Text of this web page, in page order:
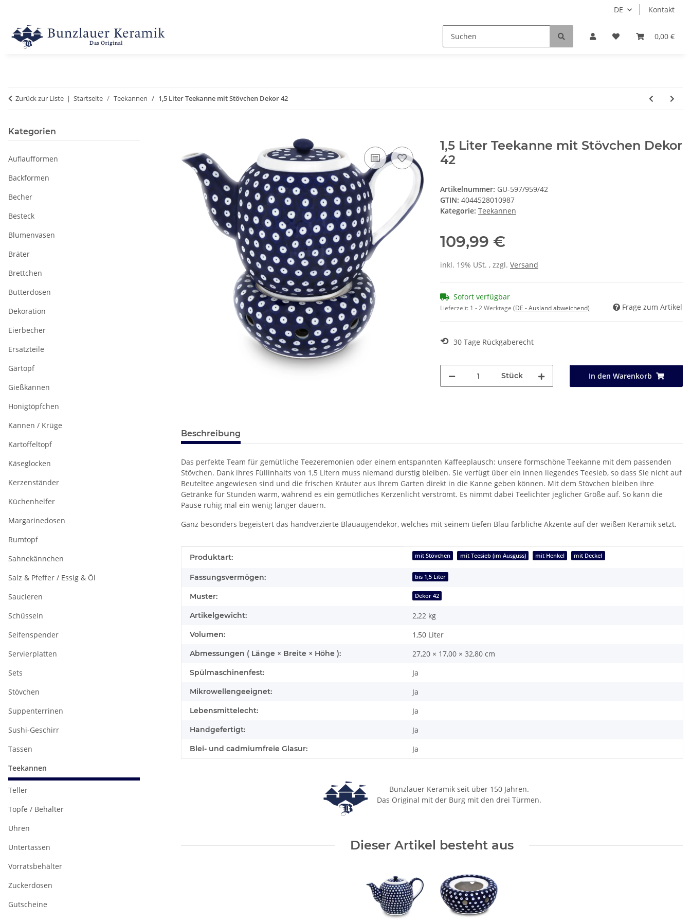
DE Kontakt
0,00 €
Zurück zur Liste Startseite Teekannen 1,5 Liter Teekanne mit Stövchen Dekor 42
1,5 Liter Teekanne mit Stövchen Dekor
42
Artikelnummer: GU-597/959/42
GTIN: 4044528010987
Kategorie: Teekannen
109,99 €
inkl. 19% USt. , zzgl. Versand
Sofort verfügbar
Lieferzeit: 1 - 2 Werktage (DE - Ausland abweichend) Frage zum Artikel
⟲ 30 Tage Rückgaberecht
Stück In den Warenkorb
Beschreibung
Das perfekte Team für gemütliche Teezeremonien oder einem entspannten Kaffeeplausch: unsere formschöne Teekanne mit dem passenden
Stövchen. Dank ihres Füllinhalts von 1,5 Litern muss niemand durstig bleiben. Sie verfügt über ein innen liegendes Teesieb, so dass Sie nicht auf
Beuteltee angewiesen sind und die frischen Kräuter aus Ihrem Garten direkt in die Kanne geben können. Mit dem Stövchen bleiben ihre
Getränke für Stunden warm, während es ein gemütliches Kerzenlicht verströmt. Es nimmt dabei Teelichter jeglicher Größe auf. So kann die
Pause ruhig mal ein wenig länger dauern.
Ganz besonders begeistert das handverzierte Blauaugendekor, welches mit seinem tiefen Blau farbliche Akzente auf der weißen Keramik setzt.
Produkteigenschaft
Wert
Produktart: mit Stövchen mit Teesieb (im Ausguss) mit Henkel mit Deckel
Fassungsvermögen: bis 1,5 Liter
Muster: Dekor 42
Artikelgewicht: 2,22 kg
Volumen: 1,50 Liter
Abmessungen ( Länge × Breite × Höhe ): 27,20 × 17,00 × 32,80 cm
Spülmaschinenfest: Ja
Mikrowellengeeignet: Ja
Lebensmittelecht: Ja
Handgefertigt: Ja
Blei- und cadmiumfreie Glasur: Ja
Bunzlauer Keramik seit über 150 Jahren.
Das Original mit der Burg mit den drei Türmen.
Dieser Artikel besteht aus
Kategorien
Auflaufformen
Backformen
Becher
Besteck
Blumenvasen
Bräter
Brettchen
Butterdosen
Dekoration
Eierbecher
Ersatzteile
Gärtopf
Gießkannen
Honigtöpfchen
Kannen / Krüge
Kartoffeltopf
Käseglocken
Kerzenständer
Küchenhelfer
Margarinedosen
Rumtopf
Sahnekännchen
Salz & Pfeffer / Essig & Öl
Saucieren
Schüsseln
Seifenspender
Servierplatten
Sets
Stövchen
Suppenterrinen
Sushi-Geschirr
Tassen
Teekannen
Teller
Töpfe / Behälter
Uhren
Untertassen
Vorratsbehälter
Zuckerdosen
Gutscheine